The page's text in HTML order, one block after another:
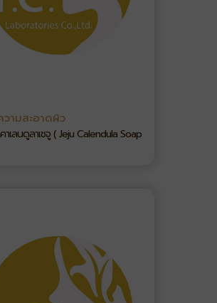
ามสะอาดผิว
เลนดูลาเชจู ( Jeju Calendula Soap